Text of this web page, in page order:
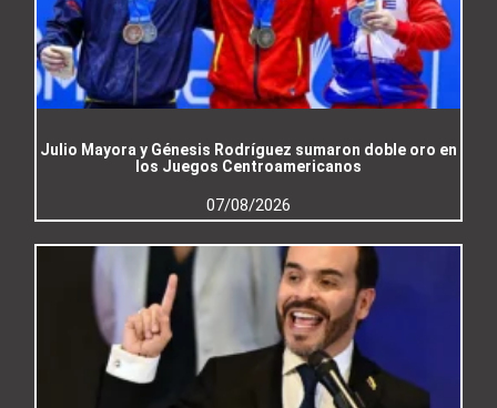
Julio Mayora y Génesis Rodríguez sumaron doble oro en
los Juegos Centroamericanos
07/08/2026